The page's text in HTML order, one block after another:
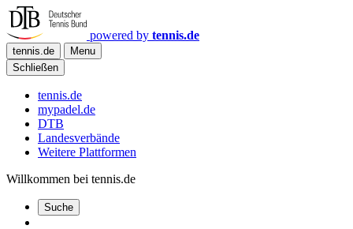
powered by tennis.de
tennis.de
Menu
Schließen
tennis.de
mypadel.de
DTB
Landesverbände
Weitere Plattformen
Willkommen bei tennis.de
Suche